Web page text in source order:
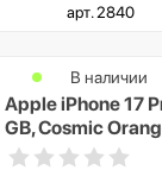
арт. 2840
Apple iPhone 17
GB, Cosmic
В наличии